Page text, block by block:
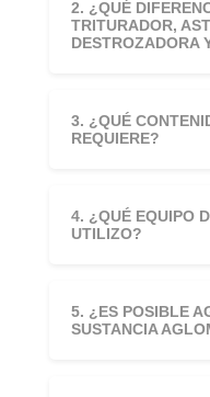
2. ¿QUÉ
TRITURADOR,
DESTROZADORA
3. ¿QUÉ
REQUIERE?
4. ¿QUÉ EQUIPO
UTILIZO?
5. ¿ES POSIBLE
SUSTANCIA